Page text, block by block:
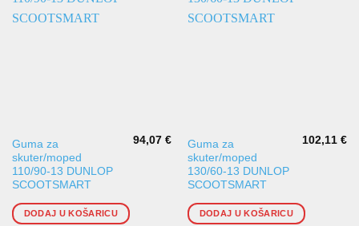
Guma za
skuter/moped
110/90-13 DUNLOP
SCOOTSMART
94,07€
DODAJ U KOŠARICU
Guma za
skuter/moped
130/60-13 DUNLOP
SCOOTSMART
102,11€
DODAJ U KOŠARICU